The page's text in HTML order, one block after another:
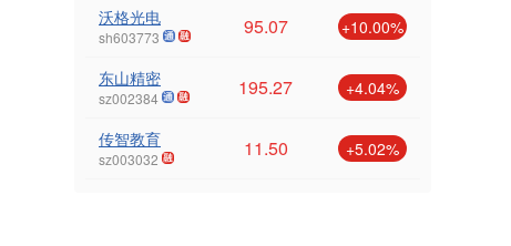
沃格光电
sh603773 95.07 +10.00%
东山精密
sz002384 195.27 +4.04%
传智教育
sz003032 11.50 +5.02%